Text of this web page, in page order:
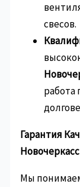
свесов.
работа
Гарантия
Мы